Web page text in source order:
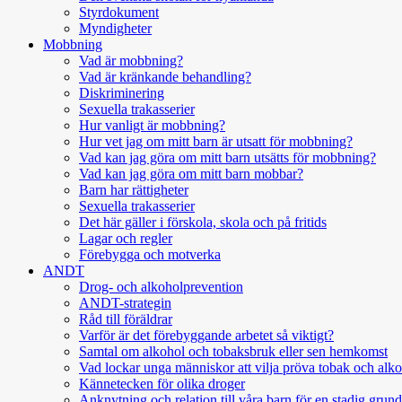
Styrdokument
Myndigheter
Mobbning
Vad är mobbning?
Vad är kränkande behandling?
Diskriminering
Sexuella trakasserier
Hur vanligt är mobbning?
Hur vet jag om mitt barn är utsatt för mobbning?
Vad kan jag göra om mitt barn utsätts för mobbning?
Vad kan jag göra om mitt barn mobbar?
Barn har rättigheter
Sexuella trakasserier
Det här gäller i förskola, skola och på fritids
Lagar och regler
Förebygga och motverka
ANDT
Drog- och alkoholprevention
ANDT-strategin
Råd till föräldrar
Varför är det förebyggande arbetet så viktigt?
Samtal om alkohol och tobaksbruk eller sen hemkomst
Vad lockar unga människor att vilja pröva tobak och
Kännetecken för olika droger